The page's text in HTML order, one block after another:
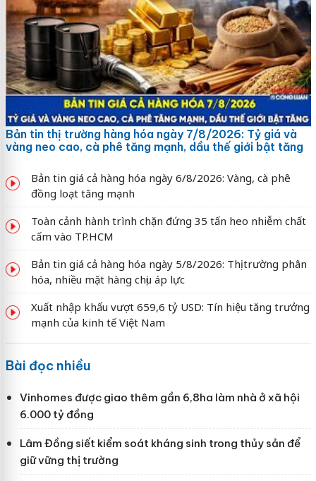
Bản tin thị trường hàng hóa ngày 7/8/2026: Tỷ giá và
vàng neo cao, cà phê tăng mạnh, dầu thế giới bật tăng
Bản tin giá cả hàng hóa ngày 6/8/2026: Vàng, cà phê
đồng loạt tăng mạnh
Toàn cảnh hành trình chặn đứng 35 tấn heo nhiễm chất
cấm vào TP.HCM
Bản tin giá cả hàng hóa ngày 5/8/2026: Thị trường phân
hóa, nhiều mặt hàng chịu áp lực
Xuất nhập khẩu vượt 659,6 tỷ USD: Tín hiệu tăng trưởng
mạnh của kinh tế Việt Nam
Bài đọc nhiều
Vinhomes được giao thêm gần 6,8ha làm nhà ở xã hội
6.000 tỷ đồng
Lâm Đồng siết kiểm soát kháng sinh trong thủy sản để
giữ vững thị trường